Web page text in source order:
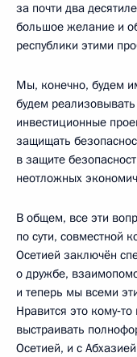
за почти два
большое желание и
республики этими
Мы, конечно, будем
будем
инвестиционные
защищать
в защите
неотложных
В общем, все эти
по сути, совместной
Осетией заключён
о дружбе,
и теперь мы всеми
Нравится это
выстраивать
Осетией, и с